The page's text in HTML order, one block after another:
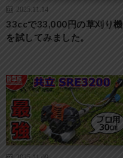
2025.11.14
33ccで33,000円の草刈り機
を試してみました。